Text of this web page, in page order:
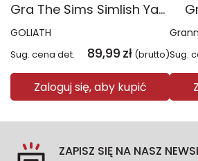
Gra The Sims Simlish YaGoBuGi
GOLIATH
Sug. cena det. 89,99 zł (brutto)
Zaloguj się, aby kupić
Sug.
ZAPISZ SIĘ NA NASZ